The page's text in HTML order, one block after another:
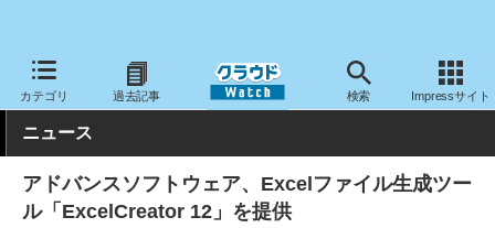
カテゴリ 過去記事 検索 Impressサイト
クラウド Watch サービス・ソフト ソフトウェア 開発関連
ニュース
アドバンスソフトウェア、Excelファイル生成ツー
ル「ExcelCreator 12」を提供